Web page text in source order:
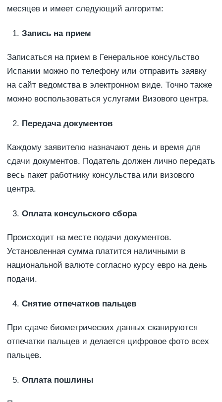
месяцев и имеет следующий алгоритм:
Запись на прием
Записаться на прием в Генеральное консульство
Испании можно по телефону или отправить заявку
на сайт ведомства в электронном виде. Точно также
можно воспользоваться услугами Визового центра.
Передача документов
Каждому заявителю назначают день и время для
сдачи документов. Податель должен лично передать
весь пакет работнику консульства или визового
центра.
Оплата консульского сбора
Происходит на месте подачи документов.
Установленная сумма платится наличными в
национальной валюте согласно курсу евро на день
подачи.
Снятие отпечатков пальцев
При сдаче биометрических данных сканируются
отпечатки пальцев и делается цифровое фото всех
пальцев.
Оплата пошлины